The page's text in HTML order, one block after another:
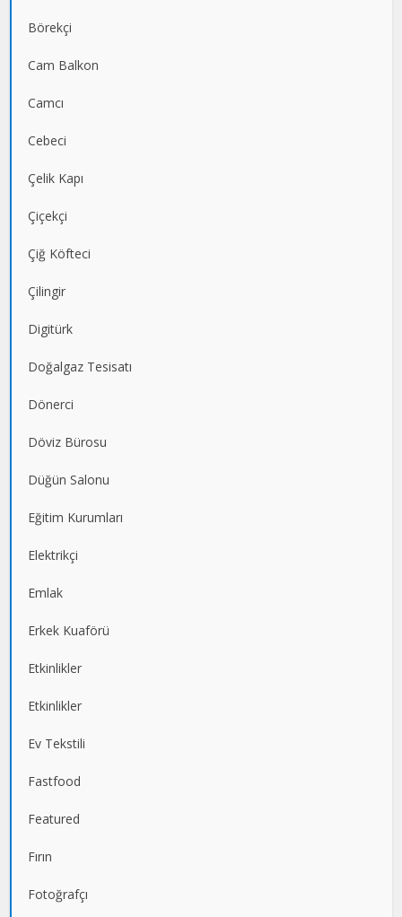
Börekçi
Cam Balkon
Camcı
Cebeci
Çelik Kapı
Çiçekçi
Çiğ Köfteci
Çilingir
Digitürk
Doğalgaz Tesisatı
Dönerci
Döviz Bürosu
Düğün Salonu
Eğitim Kurumları
Elektrikçi
Emlak
Erkek Kuaförü
Etkinlikler
Etkinlikler
Ev Tekstili
Fastfood
Featured
Fırın
Fotoğrafçı